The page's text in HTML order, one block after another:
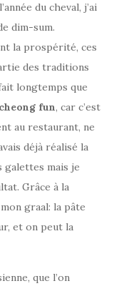
du cheval, j’ai
dim-sum.
la prospérité, ces
des traditions
longtemps que
fun, car c’est
au restaurant, ne
déjà réalisé la
galettes mais je
Grâce à la
graal: la pâte
et on peut la
que l’on